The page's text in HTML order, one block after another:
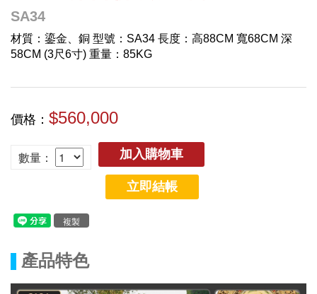
SA34
材質：鎏金、銅 型號：SA34 長度：高88CM 寬68CM 深
58CM (3尺6寸) 重量：85KG
價格： $560,000
數量： 加入購物車
立即結帳
複製
產品特色